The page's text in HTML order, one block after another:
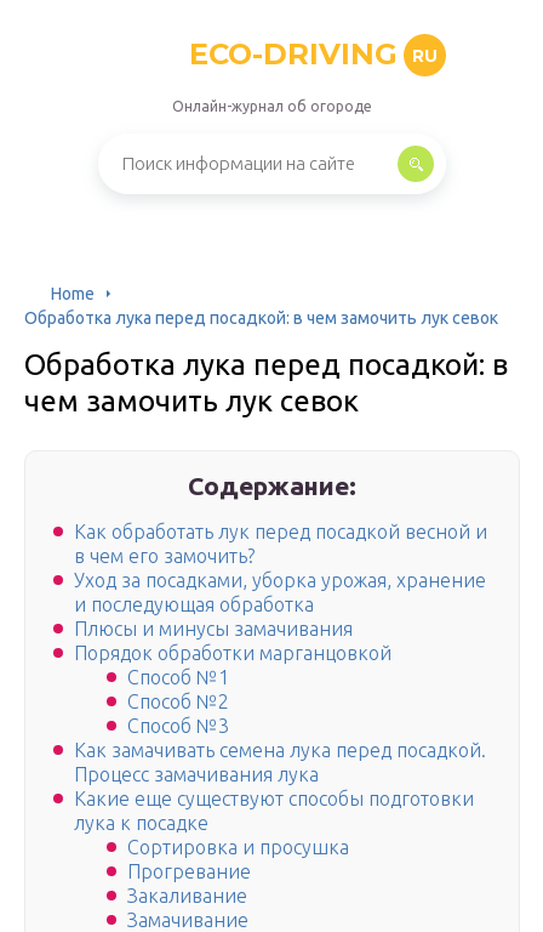
ECO-DRIVING RU
Онлайн-журнал об огороде
Home
Обработка лука перед посадкой: в чем замочить лук севок
Обработка лука перед посадкой: в
чем замочить лук севок
Содержание:
Как обработать лук перед посадкой весной и
в чем его замочить?
Уход за посадками, уборка урожая, хранение
и последующая обработка
Плюсы и минусы замачивания
Порядок обработки марганцовкой
Способ №1
Способ №2
Способ №3
Как замачивать семена лука перед посадкой.
Процесс замачивания лука
Какие еще существуют способы подготовки
лука к посадке
Сортировка и просушка
Прогревание
Закаливание
Замачивание